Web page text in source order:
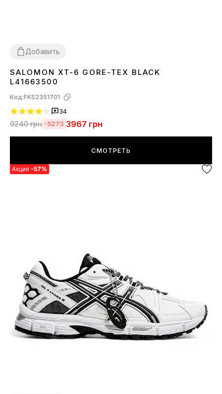
Добавить
414243 44 45
SALOMON XT-6 GORE-TEX BLACK
L41663500
Код:FKS2351701
34
9240грн -5273 3967 грн
СМОТРЕТЬ
Акция -57%